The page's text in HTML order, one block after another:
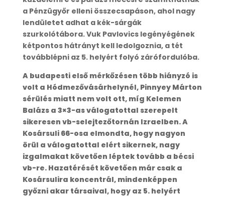
a Pénzügyőr elleni összecsapáson, ahol nagy
lendületet adhat a kék-sárgák
szurkolótábora. Vuk Pavlovics legényégének
kétpontos hátrányt kell ledolgoznia, a tét
továbblépni az 5. helyért folyó zárófordulóba.
A budapesti első mérkőzésen több hiányzó is
volt a Hódmezővásárhelynél, Pinnyey Márton
sérülés miatt nem volt ott, míg Kelemen
Balázs a 3×3-as válogatottal szerepelt
sikeresen vb-selejtezőtornán Izraelben. A
Kosársuli 66-osa elmondta, hogy nagyon
örül a válogatottal elért sikernek, nagy
izgalmakat követően léptek tovább a bécsi
vb-re. Hazatérését követően már csak a
Kosársulira koncentrál, mindenképpen
győzni akar társaival, hogy az 5. helyért